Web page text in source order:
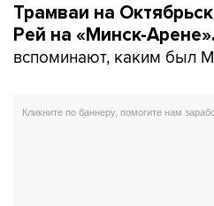
Трамваи на
Рей на «Минск-Арене».
вспоминают, каким был